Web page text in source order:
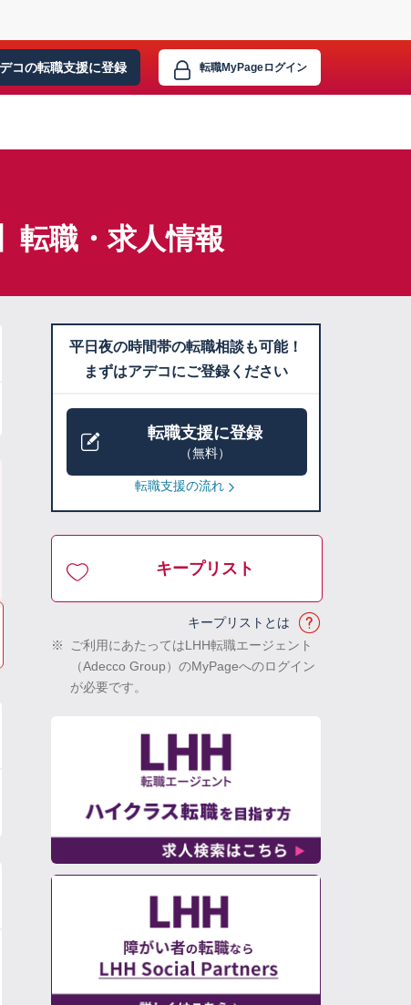
コの転職支援に登録 転職MyPageログイン
転職・求人情報
平日夜の時間帯の転職相談も可能！
まずはアデコにご登録ください
転職支援に登録
（無料）
転職支援の流れ
キープリスト
キープリストとは
※
ご利用にあたってはLHH転職エージェント
（Adecco Group）のMyPageへのログイン
が必要です。